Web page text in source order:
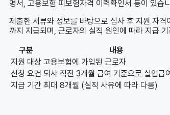
명서, 고용보험 피보험자격 이력확인서 등이 있습
제출한 서류와 정보를 바탕으로 심사 후 지원 자
까지 지급되며, 근로자의 실직 원인에 따라 지급
구분
내용
지원 대상 고용보험에 가입된 근로자
신청 요건 퇴사 직전 3개월 급여 기준으로 실업급
지급 기간 최대 8개월 (실직 사유에 따라 다름)